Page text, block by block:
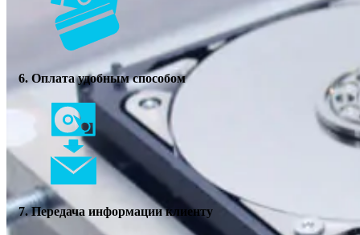
6. Оплата удобным способом
7. Передача информации клиенту